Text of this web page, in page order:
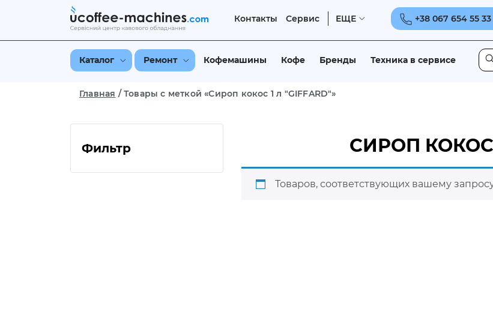
Контакты Сервис ЕЩЕ +38 067 654 55 33
Каталог Ремонт Кофемашины Кофе Бренды Техника в сервисе
Главная /Товары с меткой «Сироп кокос 1 л "GIFFARD"»
Фильтр СИРОП КОКОС
Товаров, соответствующих вашему